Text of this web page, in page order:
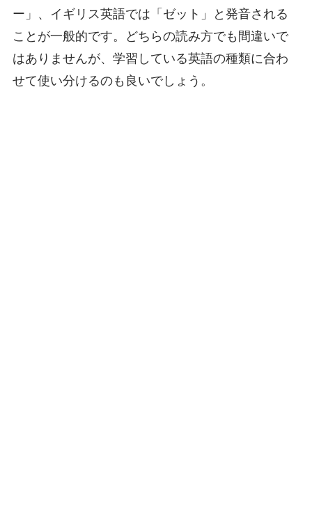
ー」、イギリス英語では「ゼット」と発音される
ことが一般的です。どちらの読み方でも間違いで
はありませんが、学習している英語の種類に合わ
せて使い分けるのも良いでしょう。